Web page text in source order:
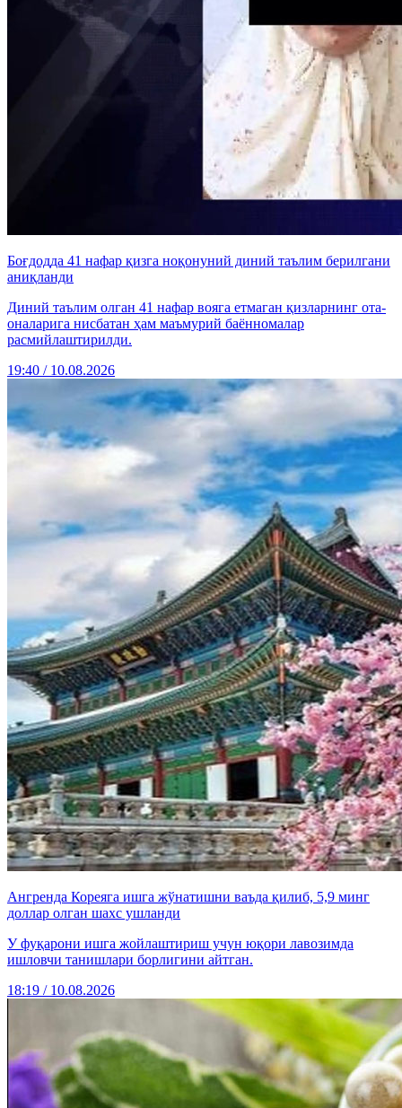
Боғдодда 41 нафар қизга ноқонуний диний таълим берилгани
аниқланди
Диний таълим олган 41 нафар вояга етмаган қизларнинг ота-
оналарига нисбатан ҳам маъмурий баённомалар
расмийлаштирилди.
19:40 / 10.08.2026
Ангренда Кореяга ишга жўнатишни ваъда қилиб, 5,9 минг
доллар олган шахс ушланди
У фуқарони ишга жойлаштириш учун юқори лавозимда
ишловчи танишлари борлигини айтган.
18:19 / 10.08.2026